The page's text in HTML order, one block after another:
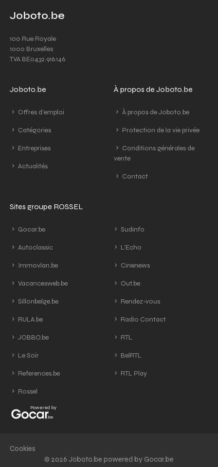
Joboto.be
100 Rue Royale
1000 Bruxelles
TVA BE0432.916.146
Joboto.be
Offres d'emploi
Catégories
Entreprises
Actualités
À propos de Joboto.be
À propos de Joboto.be
Protection de la vie privée
Conditions générales de
vente
Contact
Sites groupe ROSSEL
Gocar.be
Autoclassic
Immovlan.be
Vacancesweb.be
Sillonbelge.be
RULA.be
JOBBO.be
Le Soir
References.be
Rossel
Sudinfo
L'Echo
Cinenews
Out.be
Rendez-vous
Radio Contact
RTL
BelRTL
RTL Play
Powered by
Cookies
© 2026 Joboto.be powered by Gocar.be